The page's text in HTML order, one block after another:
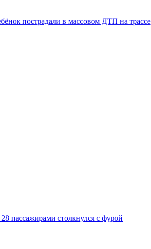
пострадали в массовом ДТП на трассе
пассажирами столкнулся с фурой